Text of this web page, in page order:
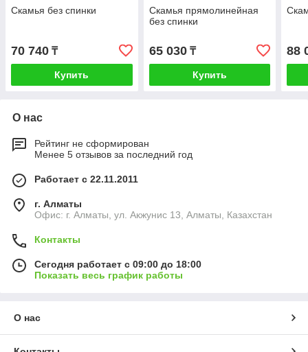
Скамья без спинки
70 740 ₸
Купить
Скамья прямолинейная
без спинки
65 030₸
Купить
88
О нас
Рейтинг не сформирован
Менее 5 отзывов за последний год
Работает с 22.11.2011
г. Алматы
Офис: г. Алматы, ул. Акжунис 13, Алматы, Казахстан
Контакты
Сегодня работает с 09:00 до 18:00
Показать весь график работы
О нас